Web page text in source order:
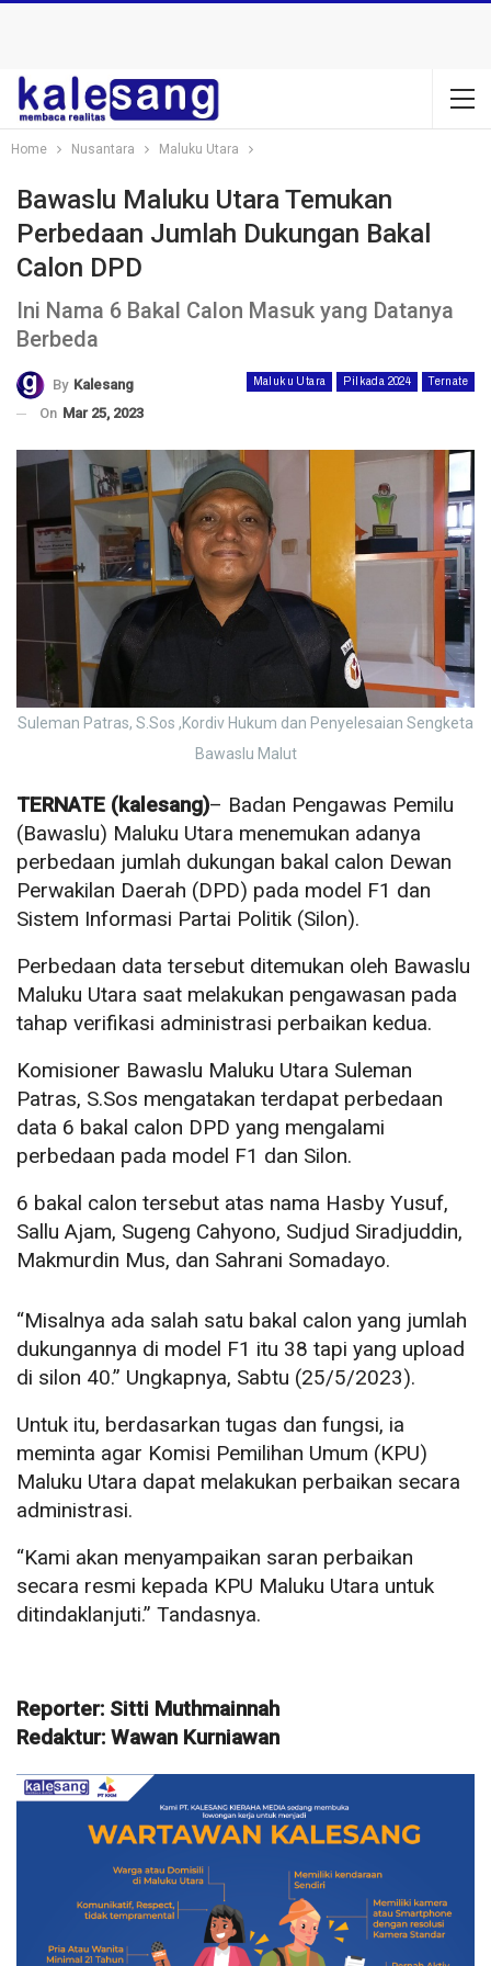
Home Nusantara Maluku Utara
Bawaslu Maluku Utara Temukan
Perbedaan Jumlah Dukungan Bakal
Calon DPD
Ini Nama 6 Bakal Calon Masuk yang Datanya
Berbeda
Maluku Utara Pilkada 2024 Ternate
By Kalesang
On Mar 25, 2023
Suleman Patras, S.Sos ,Kordiv Hukum dan Penyelesaian Sengketa
Bawaslu Malut
TERNATE (kalesang)– Badan Pengawas Pemilu
(Bawaslu) Maluku Utara menemukan adanya
perbedaan jumlah dukungan bakal calon Dewan
Perwakilan Daerah (DPD) pada model F1 dan
Sistem Informasi Partai Politik (Silon).
Perbedaan data tersebut ditemukan oleh Bawaslu
Maluku Utara saat melakukan pengawasan pada
tahap verifikasi administrasi perbaikan kedua.
Komisioner Bawaslu Maluku Utara Suleman
Patras, S.Sos mengatakan terdapat perbedaan
data 6 bakal calon DPD yang mengalami
perbedaan pada model F1 dan Silon.
6 bakal calon tersebut atas nama Hasby Yusuf,
Sallu Ajam, Sugeng Cahyono, Sudjud Siradjuddin,
Makmurdin Mus, dan Sahrani Somadayo.
“Misalnya ada salah satu bakal calon yang jumlah
dukungannya di model F1 itu 38 tapi yang upload
di silon 40.” Ungkapnya, Sabtu (25/5/2023).
Untuk itu, berdasarkan tugas dan fungsi, ia
meminta agar Komisi Pemilihan Umum (KPU)
Maluku Utara dapat melakukan perbaikan secara
administrasi.
“Kami akan menyampaikan saran perbaikan
secara resmi kepada KPU Maluku Utara untuk
ditindaklanjuti.” Tandasnya.
Reporter: Sitti Muthmainnah
Redaktur: Wawan Kurniawan